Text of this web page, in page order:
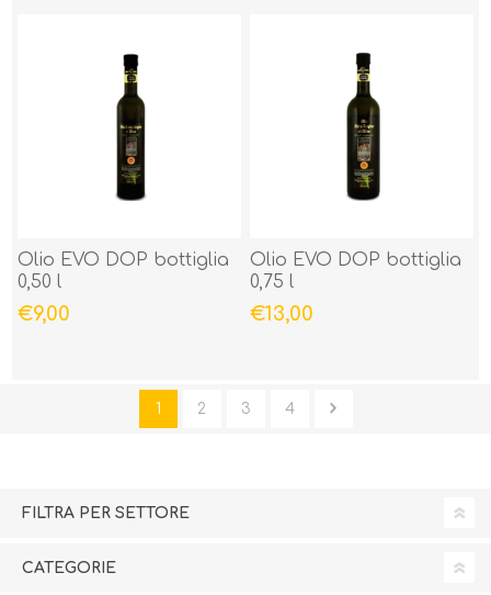
Olio EVO DOP bottiglia
0,50 l
€9,00
Olio EVO DOP bottiglia
0,75 l
€13,00
1 2 3 4
FILTRA PER SETTORE
CATEGORIE